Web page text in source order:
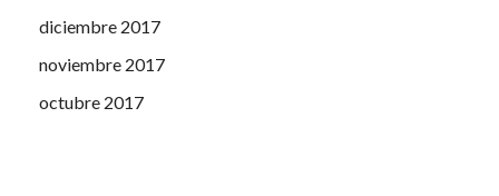
diciembre 2017
noviembre 2017
octubre 2017